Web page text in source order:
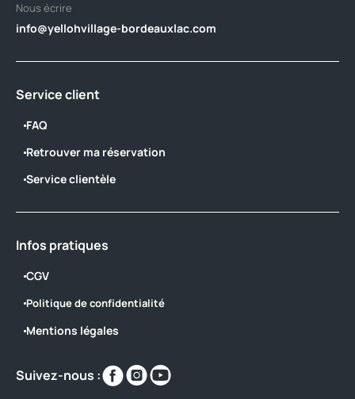
Nous écrire
info@yellohvillage-bordeauxlac.com
Service client
FAQ
Retrouver ma réservation
Service clientèle
Infos pratiques
CGV
Politique de confidentialité
Mentions légales
Suivez-nous :
Retrouvez-
nous
Retrouvez-
nous